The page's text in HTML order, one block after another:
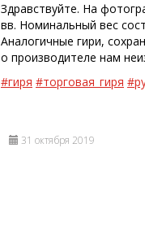
Здравствуйте. На
вв. Номинальный вес
Аналогичные гири,
о производителе нам
#гиря #торговая_гиря
31 октября 2019